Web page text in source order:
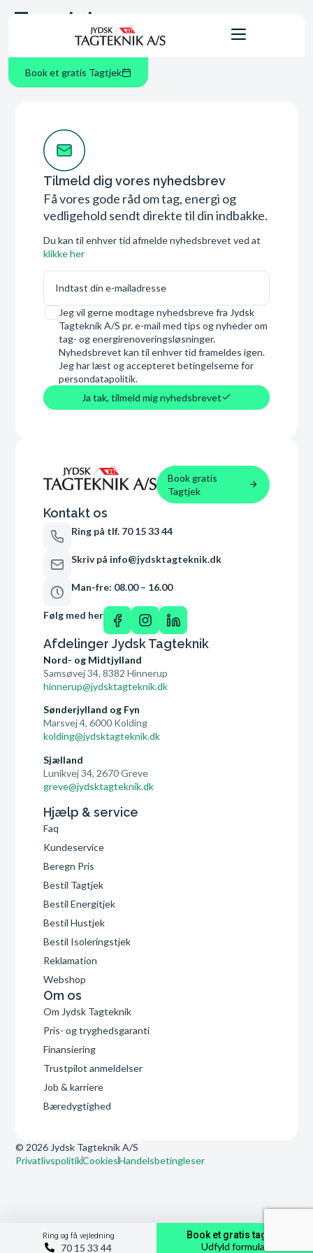
Book et gratis Tagtjek
Tag: Job
Tilmeld dig vores nyhedsbrev
Få vores gode råd om tag, energi og
vedligehold sendt direkte til din indbakke.
Du kan til enhver tid afmelde nyhedsbrevet ved at
klikke her
E-mail
Samtykke
Jeg vil gerne modtage nyhedsbreve fra Jydsk
Tagteknik A/S pr. e-mail med tips og nyheder om
tag- og energirenoveringsløsninger.
Nyhedsbrevet kan til enhver tid frameldes igen.
Jeg har læst og accepteret betingelserne for
persondatapolitik.
Ja tak, tilmeld mig nyhedsbrevet
Book gratis
Tagtjek
Kontakt os
Ring på tlf. 70 15 33 44
Skriv på info@jydsktagteknik.dk
Man-fre: 08.00 – 16.00
Følg med her
Afdelinger Jydsk Tagteknik
Nord- og Midtjylland
Samsøvej 34, 8382 Hinnerup
hinnerup@jydsktagteknik.dk
Sønderjylland og Fyn
Marsvej 4, 6000 Kolding
kolding@jydsktagteknik.dk
Sjælland
Lunikvej 34, 2670 Greve
greve@jydsktagteknik.dk
Hjælp & service
Faq
Kundeservice
Beregn Pris
Bestil Tagtjek
Bestil Energitjek
Bestil Hustjek
Bestil Isoleringstjek
Reklamation
Webshop
Om os
Om Jydsk Tagteknik
Pris- og tryghedsgaranti
Finansiering
Trustpilot anmeldelser
Job & karriere
Bæredygtighed
© 2026 Jydsk Tagteknik A/S
PrivatlivspolitikCookiesHandelsbetingleser
Ring og få vejledning
70 15 33 44
Book et gratis tagtjek
Udfyld formular